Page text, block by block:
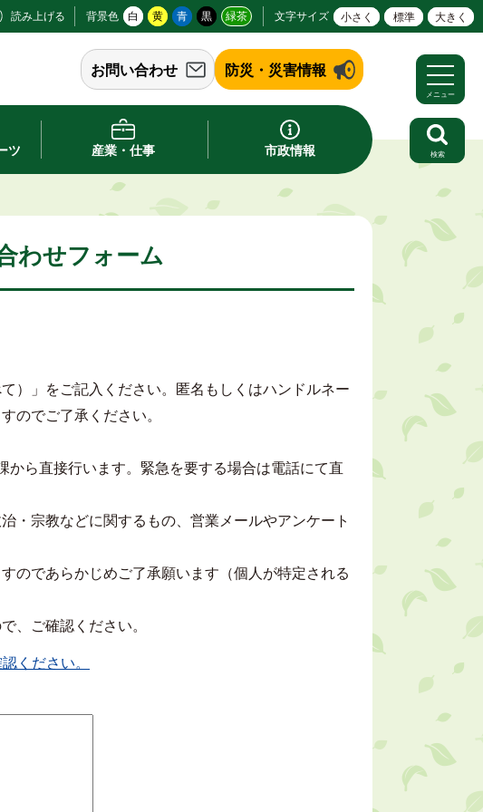
読み上げる 背景色 白 黄 青 黒 緑茶 文字サイズ 小さく 標準 大きく
お問い合わせ 防災・災害情報
ツ 産業・仕事 市政情報
メニュー
検索
わせフォーム
）」をご記入ください。匿名もしくはハンドルネー
のでご了承ください。
ら直接行います。緊急を要する場合は電話にて直
・宗教などに関するもの、営業メールやアンケート
のであらかじめご了承願います（個人が特定される
、ご確認ください。
ください。